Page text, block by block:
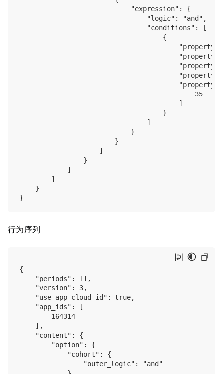
                            "expression": {
                                "logic": "and",
                                "conditions": [
                                    {
                                            35
                                        ]
                                    }
                                ]
                            }
                        }
                    ]
                }
            ]
        ]
    }
行为序列
{
    "periods": [],
    "version": 3,
    "use_app_cloud_id": true,
    "app_ids": [
        164314
    ],
    "content": {
        "option": {
            "cohort": {
                "outer_logic": "and"